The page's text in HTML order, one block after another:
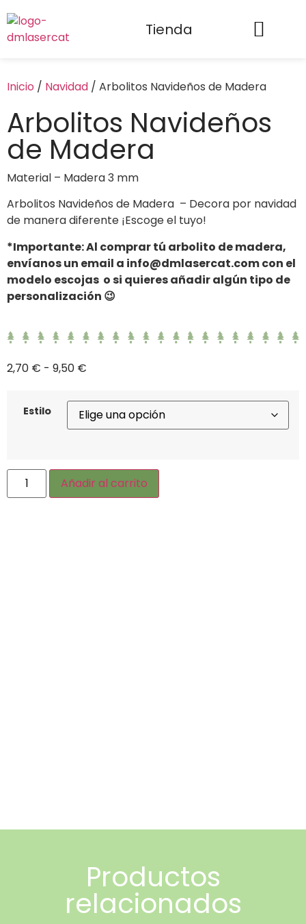
Tienda
Inicio / Navidad / Arbolitos Navideños de Madera
Arbolitos Navideños
de Madera
Material – Madera 3 mm
Arbolitos Navideños de Madera – Decora por navidad
de manera diferente ¡Escoge el tuyo!
*Importante: Al comprar tú arbolito de madera,
envíanos un email a info@dmlasercat.com con el
modelo escojas o si quieres añadir algún tipo de
personalización 😉
2,70 € - 9,50 €
Estilo
Añadir al carrito
Productos
relacionados